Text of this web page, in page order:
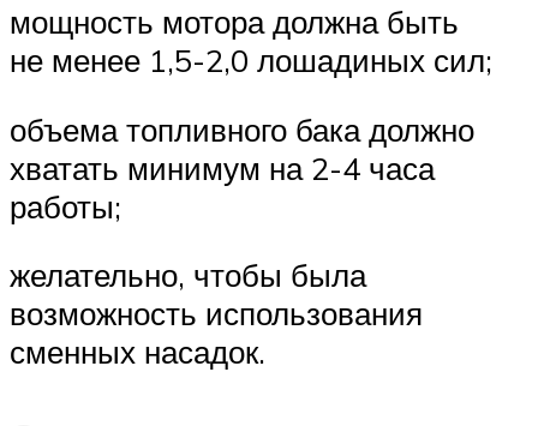
мощность мотора должна быть
не менее 1,5-2,0 лошадиных сил;
объема топливного бака должно
хватать минимум на 2-4 часа
работы;
желательно, чтобы была
возможность использования
сменных насадок.